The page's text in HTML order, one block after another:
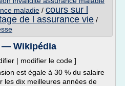
maladie / cours sur l
de l assurance vie /
— Wikipédia
| modifier le code ]
est égale à 30 % du salaire
les dix meilleures années de